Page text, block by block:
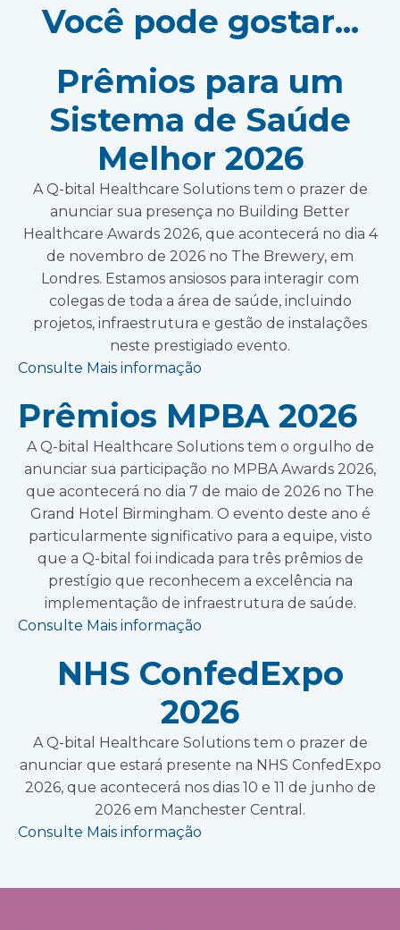
Você pode gostar...
Prêmios para um
Sistema de Saúde
Melhor 2026
A Q-bital Healthcare Solutions tem o prazer de
anunciar sua presença no Building Better
Healthcare Awards 2026, que acontecerá no dia 4
de novembro de 2026 no The Brewery, em
Londres. Estamos ansiosos para interagir com
colegas de toda a área de saúde, incluindo
projetos, infraestrutura e gestão de instalações
neste prestigiado evento.
Consulte Mais informação
Prêmios MPBA 2026
A Q-bital Healthcare Solutions tem o orgulho de
anunciar sua participação no MPBA Awards 2026,
que acontecerá no dia 7 de maio de 2026 no The
Grand Hotel Birmingham. O evento deste ano é
particularmente significativo para a equipe, visto
que a Q-bital foi indicada para três prêmios de
prestígio que reconhecem a excelência na
implementação de infraestrutura de saúde.
Consulte Mais informação
NHS ConfedExpo
2026
A Q-bital Healthcare Solutions tem o prazer de
anunciar que estará presente na NHS ConfedExpo
2026, que acontecerá nos dias 10 e 11 de junho de
2026 em Manchester Central.
Consulte Mais informação